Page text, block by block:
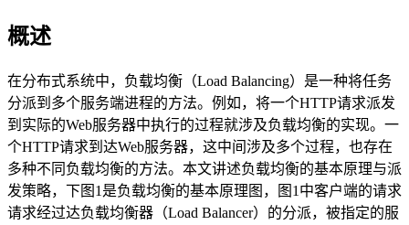
概述
在分布式系统中，负载均衡（Load Balancing）是一种将任务
分派到多个服务端进程的方法。例如，将一个HTTP请求派发
到实际的Web服务器中执行的过程就涉及负载均衡的实现。一
个HTTP请求到达Web服务器，这中间涉及多个过程，也存在
多种不同负载均衡的方法。本文讲述负载均衡的基本原理与派
发策略，下图1是负载均衡的基本原理图，图1中客户端的请求
请求经过达负载均衡器（Load Balancer）的分派，被指定的服